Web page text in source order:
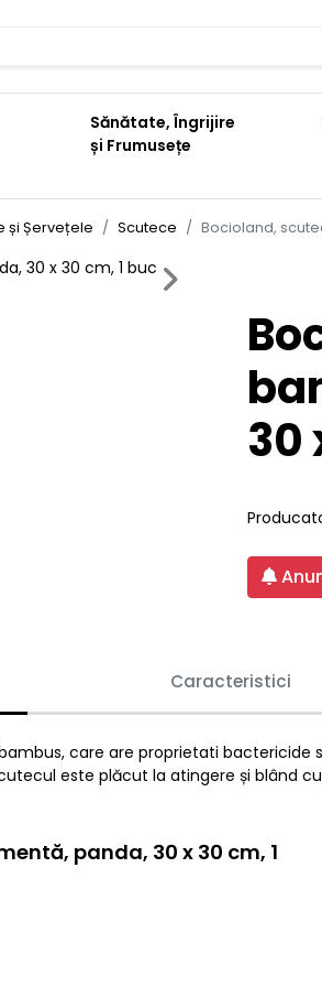
Sănătate, Îngrijire
și Frumusețe
și Șervețele Scutece Bocioland,
Next
30
Caracteristici
care are proprietati
este plăcut la atingere și blând
panda, 30 x 30 cm, 1